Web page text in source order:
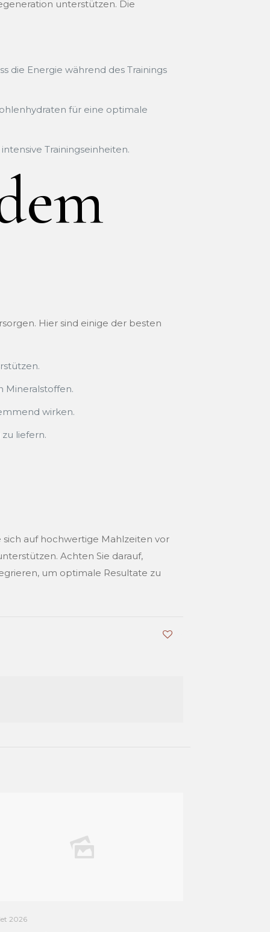
unterstützen. Die
die Energie während des Trainings
für eine optimale
Trainingseinheiten.
Hier sind einige der besten
Mineralstoffen.
wirken.
liefern.
auf hochwertige Mahlzeiten vor
Achten Sie darauf,
um optimale Resultate zu
2026